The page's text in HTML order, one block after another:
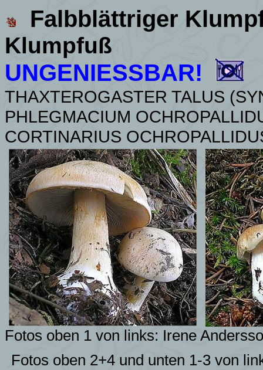
Falbblättriger
Klumpfuß
UNGENIESSBAR!
THAXTEROGASTER TALUS
PHLEGMACIUM
CORTINARIUS
Fotos oben 1 von links: Irene
Fotos oben 2+4 und unten 1-3 von